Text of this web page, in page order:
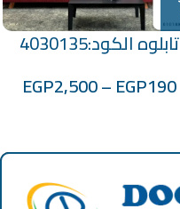
تابلوه الكود:4030135
EGP190
–
EGP2,500